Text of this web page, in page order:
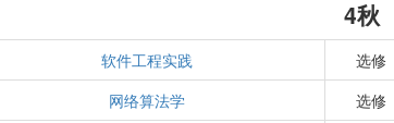
4秋
软件工程实践 选修
网络算法学 选修